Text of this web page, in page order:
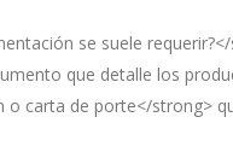
se suele
que detalle los
o carta de porte</strong>